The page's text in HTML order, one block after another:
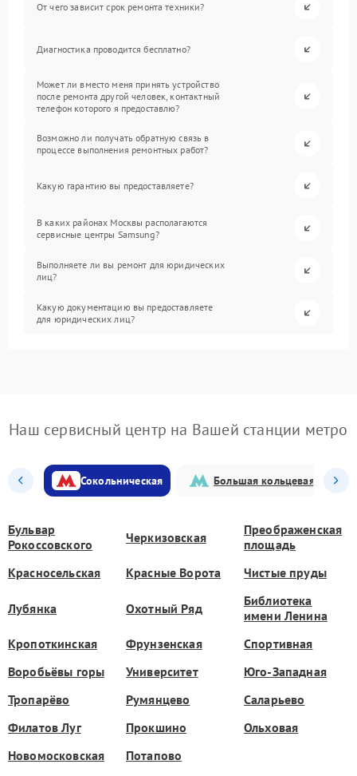
От чего зависит срок ремонта техники?
Диагностика проводится бесплатно?
Может ли вместо меня принять устройство
после ремонта другой человек, контактный
телефон которого я предоставлю?
Возможно ли получать обратную связь в
процессе выполнения ремонтных работ?
Какую гарантию вы предоставляете?
В каких районах Москвы располагаются
сервисные центры Samsung?
Выполняете ли вы ремонт для юридических
лиц?
Какую документацию вы предоставляете
для юридических лиц?
Наш сервисный центр на Вашей станции метро
Сокольническая Большая кольцевая
Бульвар
Рокоссовского
Черкизовская
Преображенская
площадь
Красносельская
Красные Ворота Чистые пруды
Лубянка Охотный Ряд
Библиотека
имени Ленина
Кропоткинская
Фрунзенская
Спортивная
Воробьёвы горы
Университет
Юго-Западная
Тропарёво
Румянцево
Саларьево
Филатов Луг
Прокшино
Ольховая
Новомосковская
Потапово